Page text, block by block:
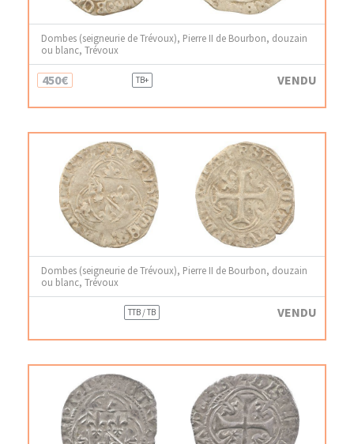
Dombes (seigneurie de Trévoux), Pierre II de Bourbon, douzain
ou blanc, Trévoux
450€ TB+ VENDU
Dombes (seigneurie de Trévoux), Pierre II de Bourbon, douzain
ou blanc, Trévoux
TTB / TB VENDU